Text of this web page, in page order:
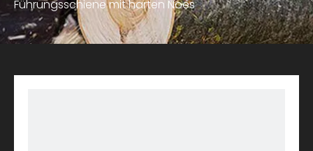
Führungsschiene mit harten Noes